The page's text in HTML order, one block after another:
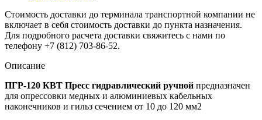
Стоимость доставки до терминала транспортной компании не
включает в себя стоимость доставки до пункта назначения.
Для подробного расчета доставки свяжитесь с нами по
телефону +7 (812) 703-86-52.
Описание
ПГР-120 КВТ Пресс гидравлический ручной предназначен
для опрессовки медных и алюминиевых кабельных
наконечников и гильз сечением от 10 до 120 мм2